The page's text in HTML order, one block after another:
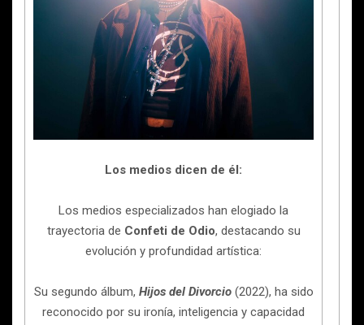
Los medios dicen de él:
Los medios especializados han elogiado la
trayectoria de Confeti de Odio, destacando su
evolución y profundidad artística:
Su segundo álbum, Hijos del Divorcio(2022), ha sido
reconocido por su ironía, inteligencia y capacidad